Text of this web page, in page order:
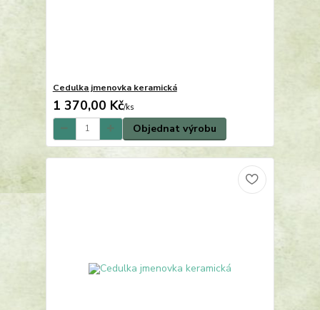
Cedulka jmenovka keramická
1 370,00 Kč/ks
Objednat výrobu